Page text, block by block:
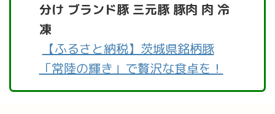
分け ブランド豚 三元豚 豚肉 肉 冷
凍
【ふるさと納税】茨城県銘柄豚
「常陸の輝き」で贅沢な食卓を！